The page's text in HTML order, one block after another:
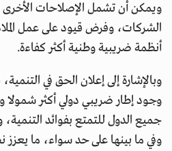
ويمكن أن تشمل الإصلاحات الأخرى
الشركات، وفرض قيود على عمل
أنظمة ضريبية وطنية أكثر كفاءة.
وبالإشارة إلى إعلان الحق في
وجود إطار ضريبي دولي أكثر
جميع الدول للتمتع بفوائد
وفي ما بينها على حد سواء، ما يعزز